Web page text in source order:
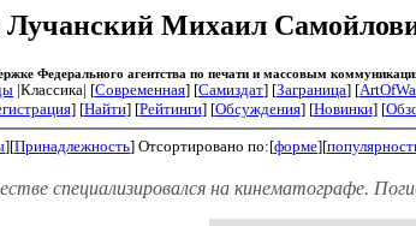
Лучанский Михаил
Федерального агентства по печати и массовым
|Классика| [Современная] [Самиздат] [Заграница] [
] [Найти] [Рейтинги] [Обсуждения] [Новинки] [
][Принадлежность] Отсортировано по:[форме][
специализировался на кинематографе.